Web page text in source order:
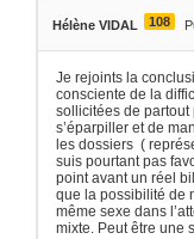
Hélène VIDAL 108
Je rejoints la
consciente de la
sollicitées de partout
s’éparpiller et de
les dossiers (
suis pourtant pas
point avant un réel
que la possibilité de
même sexe dans
mixte. Peut être une